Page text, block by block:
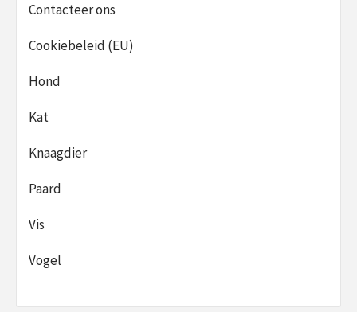
Contacteer ons
Cookiebeleid (EU)
Hond
Kat
Knaagdier
Paard
Vis
Vogel